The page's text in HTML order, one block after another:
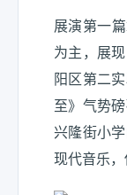
展演第一
为主，展
阳区第二
至》气势
兴隆街小
现代音乐，